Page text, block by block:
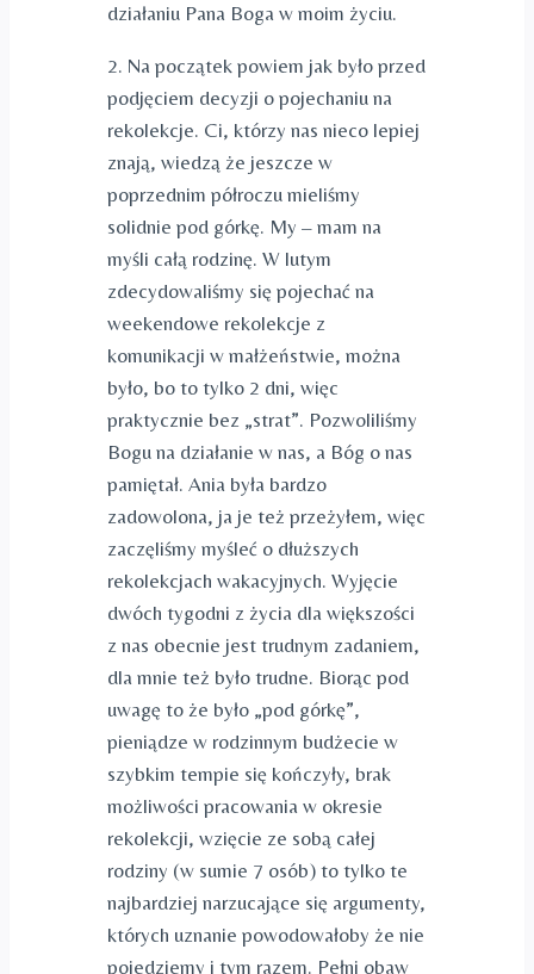
działaniu Pana Boga w moim życiu.
2. Na początek powiem jak było przed
podjęciem decyzji o pojechaniu na
rekolekcje. Ci, którzy nas nieco lepiej
znają, wiedzą że jeszcze w
poprzednim półroczu mieliśmy
solidnie pod górkę. My – mam na
myśli całą rodzinę. W lutym
zdecydowaliśmy się pojechać na
weekendowe rekolekcje z
komunikacji w małżeństwie, można
było, bo to tylko 2 dni, więc
praktycznie bez „strat”. Pozwoliliśmy
Bogu na działanie w nas, a Bóg o nas
pamiętał. Ania była bardzo
zadowolona, ja je też przeżyłem, więc
zaczęliśmy myśleć o dłuższych
rekolekcjach wakacyjnych. Wyjęcie
dwóch tygodni z życia dla większości
z nas obecnie jest trudnym zadaniem,
dla mnie też było trudne. Biorąc pod
uwagę to że było „pod górkę”,
pieniądze w rodzinnym budżecie w
szybkim tempie się kończyły, brak
możliwości pracowania w okresie
rekolekcji, wzięcie ze sobą całej
rodziny (w sumie 7 osób) to tylko te
najbardziej narzucające się argumenty,
których uznanie powodowałoby że nie
pojedziemy i tym razem. Pełni obaw